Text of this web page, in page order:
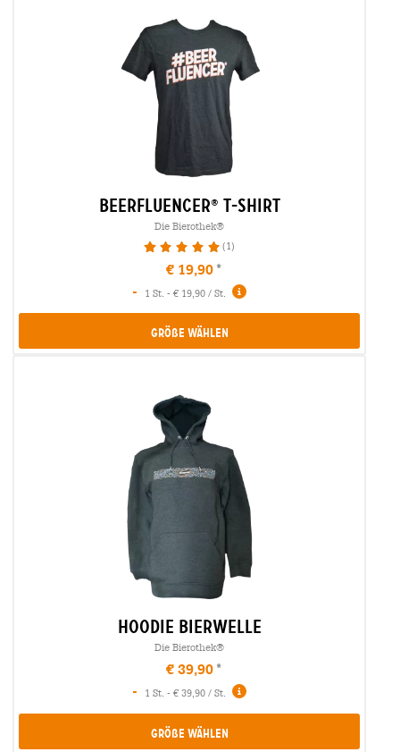
beerfluencer® t-shirt
Die Bierothek®
100% (1)
€ 19,90
-
1 St. - € 19,90 / St.
Größe Wählen
hoodie bierwelle
Die Bierothek®
€ 39,90
-
1 St. - € 39,90 / St.
Größe Wählen